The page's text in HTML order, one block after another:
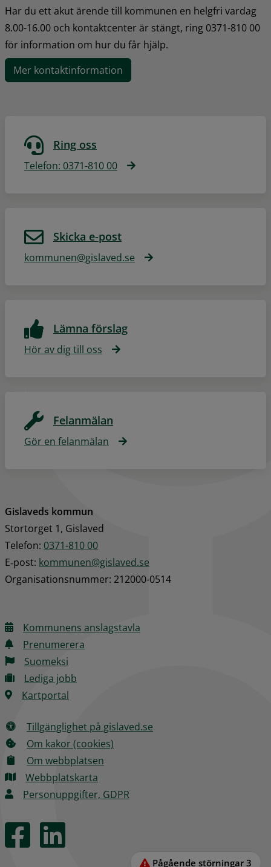
Har du ett akut ärende till kommunen en helgfri vardag
8.00-16.00 och kontaktcenter är stängt, ring 0371-810 00
för information om hur du får hjälp.
Mer kontaktinformation
Ring oss
Telefon: 0371-810 00
Skicka e-post
kommunen@gislaved.se
Lämna förslag
Hör av dig till oss
Felanmälan
Gör en felanmälan
Gislaveds kommun
Stortorget 1, Gislaved
Telefon: 0371-810 00
E‑post: kommunen@gislaved.se
Organisationsnummer: 212000-0514
Kommunens anslagstavla
Prenumerera
Suomeksi
Lediga jobb
Kartportal
Tillgänglighet på gislaved.se
Om kakor (cookies)
Om webbplatsen
Webbplatskarta
Personuppgifter, GDPR
Pågående störningar 3